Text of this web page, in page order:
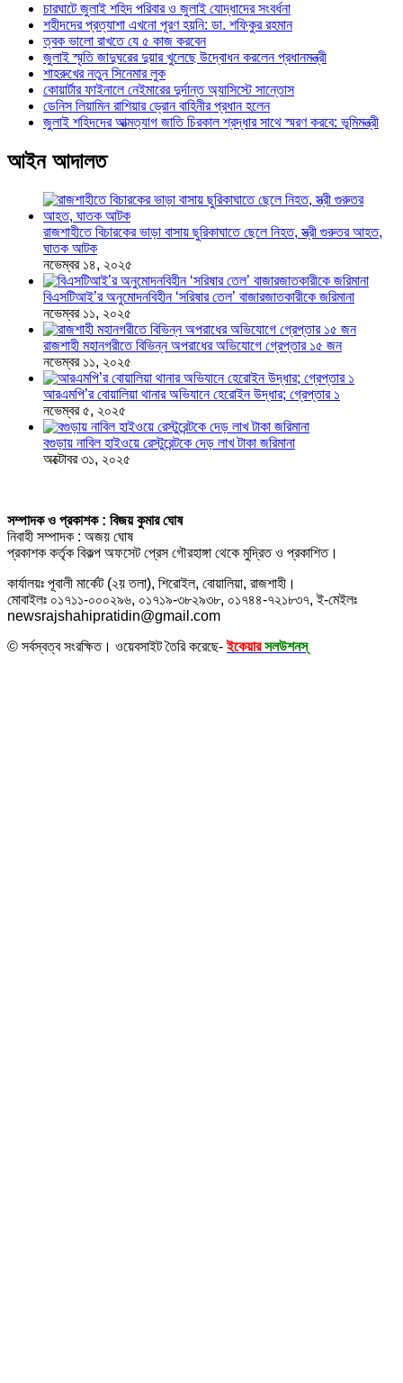
চারঘাটে জুলাই শহিদ পরিবার ও জুলাই যোদ্ধাদের সংবর্ধনা
শহীদদের প্রত্যাশা এখনো পূরণ হয়নি: ডা. শফিকুর রহমান
ত্বক ভালো রাখতে যে ৫ কাজ করবেন
জুলাই স্মৃতি জাদুঘরের দুয়ার খুলেছে উদ্বোধন করলেন প্রধানমন্ত্রী
শাহরুখের নতুন সিনেমার লুক
কোয়ার্টার ফাইনালে নেইমারের দুর্দান্ত অ্যাসিস্টে সান্তোস
ডেনিস লিয়ামিন রাশিয়ার ড্রোন বাহিনীর প্রধান হলেন
জুলাই শহিদদের আত্মত্যাগ জাতি চিরকাল শ্রদ্ধার সাথে স্মরণ করবে: ভূমিমন্ত্রী
আইন আদালত
রাজশাহীতে বিচারকের ভাড়া বাসায় ছুরিকাঘাতে ছেলে নিহত, স্ত্রী গুরুতর আহত,
ঘাতক আটক
নভেম্বর ১৪, ২০২৫
বিএসটিআই’র অনুমোদনবিহীন ‘সরিষার তেল’ বাজারজাতকারীকে জরিমানা
নভেম্বর ১১, ২০২৫
রাজশাহী মহানগরীতে বিভিন্ন অপরাধের অভিযোগে গ্রেপ্তার ১৫ জন
নভেম্বর ১১, ২০২৫
আরএমপি’র বোয়ালিয়া থানার অভিযানে হেরোইন উদ্ধার; গ্রেপ্তার ১
নভেম্বর ৫, ২০২৫
বগুড়ায় নাবিল হাইওয়ে রেস্টুরেন্টকে দেড় লাখ টাকা জরিমানা
অক্টোবর ৩১, ২০২৫
সম্পাদক ও প্রকাশক : বিজয় কুমার ঘোষ
নিবাহী সম্পাদক : অজয় ঘোষ
প্রকাশক কর্তৃক বিকল্প অফসেট প্রেস গৌরহাঙ্গা থেকে মুদ্রিত ও প্রকাশিত।
কার্যালয়ঃ পূবালী মার্কেট (২য় তলা), শিরোইল, বোয়ালিয়া, রাজশাহী।
মোবাইলঃ ০১৭১১-০০০২৯৬, ০১৭১৯-৩৮২৯৩৮, ০১৭৪৪-৭২১৮৩৭, ই-মেইলঃ
newsrajshahipratidin@gmail.com
© সর্বস্বত্ব সংরক্ষিত। ওয়েবসাইট তৈরি করেছে-ইকেয়ার সলউশনস্